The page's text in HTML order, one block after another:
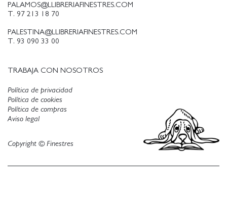
PALAMOS@LLIBRERIAFINESTRES.COM
T. 97 213 18 70
PALESTINA@LLIBRERIAFINESTRES.COM
T. 93 090 33 00
TRABAJA CON NOSOTROS
Política de privacidad
Política de cookies
Aviso legal
Política de compras
Copyright © Finestres